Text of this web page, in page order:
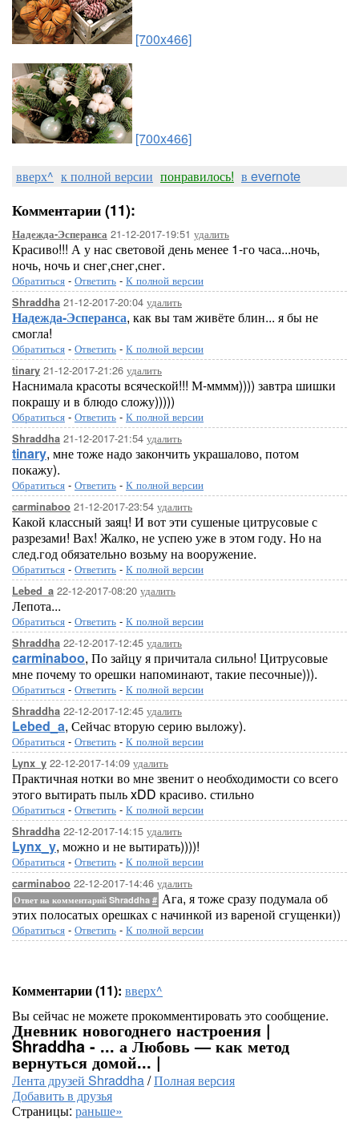
[700x466]
[700x466]
вверх^ к полной версии понравилось! в evernote
Комментарии (11):
Надежда-Эсперанса 21-12-2017-19:51 удалить
Красиво!!! А у нас световой день менее 1-го часа...ночь,
ночь, ночь и снег,снег,снег.
Обратиться - Ответить - К полной версии
Shraddha 21-12-2017-20:04 удалить
Надежда-Эсперанса, как вы там живёте блин... я бы не
смогла!
Обратиться - Ответить - К полной версии
tinary 21-12-2017-21:26 удалить
Наснимала красоты всяческой!!! М-мммм)))) завтра шишки
покрашу и в блюдо сложу)))))
Обратиться - Ответить - К полной версии
Shraddha 21-12-2017-21:54 удалить
tinary, мне тоже надо закончить украшалово, потом
покажу).
Обратиться - Ответить - К полной версии
carminaboo 21-12-2017-23:54 удалить
Какой классный заяц! И вот эти сушеные цитрусовые с
разрезами! Вах! Жалко, не успею уже в этом году. Но на
след.год обязательно возьму на вооружение.
Обратиться - Ответить - К полной версии
Lebed_a 22-12-2017-08:20 удалить
Лепота...
Обратиться - Ответить - К полной версии
Shraddha 22-12-2017-12:45 удалить
carminaboo, По зайцу я причитала сильно! Цитрусовые
мне почему то орешки напоминают, такие песочные))).
Обратиться - Ответить - К полной версии
Shraddha 22-12-2017-12:45 удалить
Lebed_a, Сейчас вторую серию выложу).
Обратиться - Ответить - К полной версии
Lynx_y 22-12-2017-14:09 удалить
Практичная нотки во мне звенит о необходимости со всего
этого вытирать пыль xDD красиво. стильно
Обратиться - Ответить - К полной версии
Shraddha 22-12-2017-14:15 удалить
Lynx_y, можно и не вытирать))))!
Обратиться - Ответить - К полной версии
carminaboo 22-12-2017-14:46 удалить
Ответ на комментарий Shraddha # Ага, я тоже сразу подумала об
этих полосатых орешках с начинкой из вареной сгущенки))
Обратиться - Ответить - К полной версии
Комментарии (11): вверх^
Вы сейчас не можете прокомментировать это сообщение.
Дневник новогоднего настроения |
Shraddha - ... а Любовь — как метод
вернуться домой... |
Лента друзей Shraddha/Полная версия
Добавить в друзья
Страницы: раньше»